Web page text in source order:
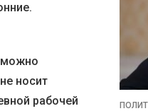
можно
носит
рабочей